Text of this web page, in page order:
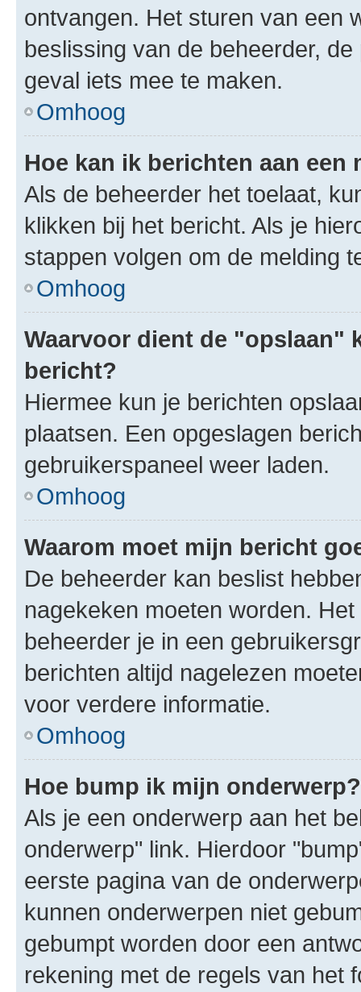
ontvangen. Het sturen van een
beslissing van de beheerder,
geval iets mee te maken.
Omhoog
Hoe kan ik berichten aan een
Als de beheerder het toelaat,
klikken bij het bericht. Als je
stappen volgen om de melding
Omhoog
Waarvoor dient de "opslaan"
bericht?
Hiermee kun je berichten
plaatsen. Een opgeslagen
gebruikerspaneel weer laden.
Omhoog
Waarom moet mijn bericht
De beheerder kan beslist
nagekeken moeten worden.
beheerder je in een
berichten altijd nagelezen
voor verdere informatie.
Omhoog
Hoe bump ik mijn onderwerp?
Als je een onderwerp aan het
onderwerp" link. Hierdoor
eerste pagina van de
kunnen onderwerpen niet
gebumpt worden door een
rekening met de regels van het